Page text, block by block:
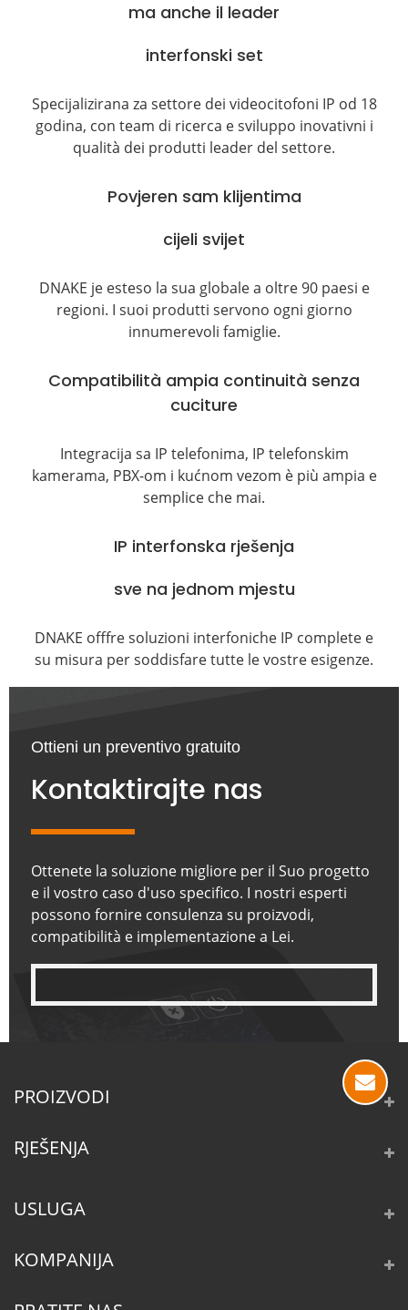
ma anche il leader
interfonski set
Specijalizirana za settore dei videocitofoni IP od 18
godina, con team di ricerca e sviluppo inovativni i
qualità dei produtti leader del settore.
Povjeren sam klijentima
cijeli svijet
DNAKE je esteso la sua globale a oltre 90 paesi e
regioni. I suoi produtti servono ogni giorno
innumerevoli famiglie.
Compatibilità ampia continuità senza
cuciture
Integracija sa IP telefonima, IP telefonskim
kamerama, PBX-om i kućnom vezom è più ampia e
semplice che mai.
IP interfonska rješenja
sve na jednom mjestu
DNAKE offfre soluzioni interfoniche IP complete e
su misura per soddisfare tutte le vostre esigenze.
Ottieni un preventivo gratuito
Kontaktirajte nas
Ottenete la soluzione migliore per il Suo progetto
e il vostro caso d'uso specifico. I nostri esperti
possono fornire consulenza su proizvodi,
compatibilità e implementazione a Lei.
PROIZVODI
RJEŠENJA
USLUGA
KOMPANIJA